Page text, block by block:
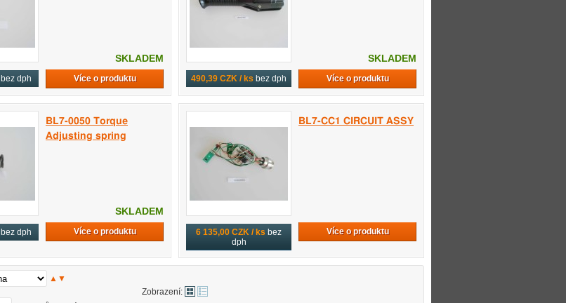
bez dph
SKLADEM
Více o produktu 490,39 CZK / ks bez dph
SKLADEM
Více o produktu
bez dph
BL7-0050 Torque
Adjusting spring
SKLADEM
Více o produktu 6 135,00 CZK / ks bez
dph
BL7-CC1 CIRCUIT ASSY
Více o produktu
▲ ▼
Zobrazení: